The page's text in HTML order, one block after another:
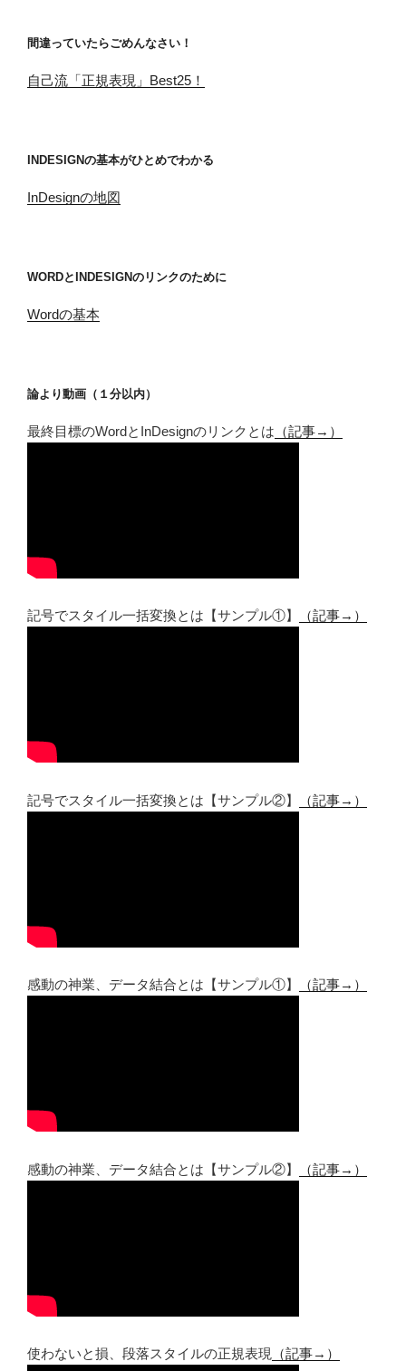
間違っていたらごめんなさい！
自己流「正規表現」Best25！
INDESIGNの基本がひとめでわかる
InDesignの地図
WORDとINDESIGNのリンクのために
Wordの基本
論より動画（１分以内）
最終目標のWordとInDesignのリンクとは （記事→）
記号でスタイル一括変換とは【サンプル①】 （記事→）
記号でスタイル一括変換とは【サンプル②】 （記事→）
感動の神業、データ結合とは【サンプル①】 （記事→）
感動の神業、データ結合とは【サンプル②】 （記事→）
使わないと損、段落スタイルの正規表現 （記事→）